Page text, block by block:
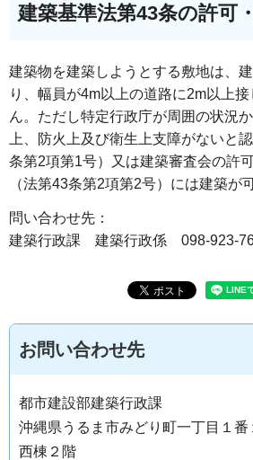
建築基準法第43条の許可
建築物を建築しようとする敷地は、
り、幅員が4m以上の道路に2m以上
ん。ただし特定行政庁が周囲の状況
上、防火上及び衛生上支障がないと
条第2項第1号）又は建築審査会の許
（法第43条第2項第2号）には建築が
問い合わせ先：
建築行政課 建築行政係 098-923-
お問い合わせ先
都市建設部建築行政課
沖縄県うるま市みどり町一丁目１
西棟２階